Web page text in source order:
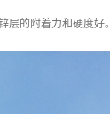
的附着力和硬度好。